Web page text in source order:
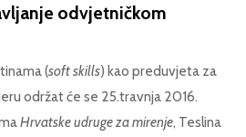
odvjetničkom
(soft skills) kao preduvjeta za
održat će se 25.travnja 2016.
Hrvatske udruge za mirenje, Teslina